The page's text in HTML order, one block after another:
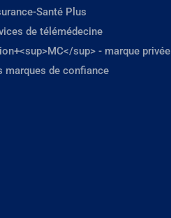
Santé Plus
de télémédecine
sup> - marque privée
marques de confiance